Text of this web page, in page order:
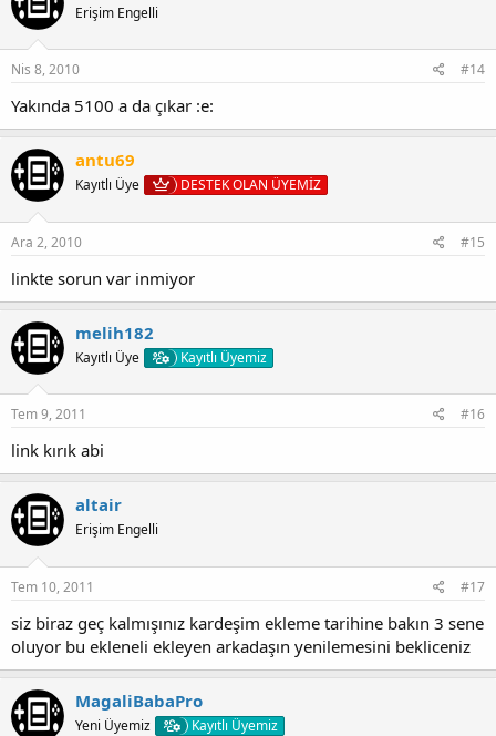
Erişim Engelli
Nis 8, 2010 #14
Yakında 5100 a da çıkar :e:
antu69
Kayıtlı Üye DESTEK OLAN ÜYEMİZ
Ara 2, 2010 #15
linkte sorun var inmiyor
melih182
Kayıtlı Üye Kayıtlı Üyemiz
Tem 9, 2011 #16
link kırık abi
altair
Erişim Engelli
Tem 10, 2011 #17
siz biraz geç kalmışınız kardeşim ekleme tarihine bakın 3 sene
oluyor bu ekleneli ekleyen arkadaşın yenilemesini bekliceniz
MagaliBabaPro
Yeni Üyemiz Kayıtlı Üyemiz